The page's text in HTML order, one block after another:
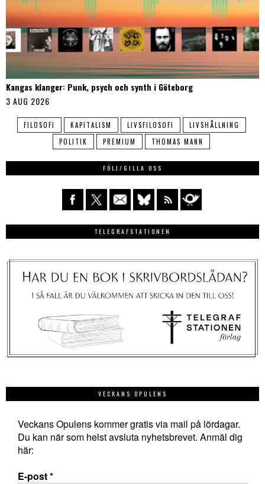
Kangas klanger: Punk, psych och synth i Göteborg
3 AUG 2026
FILOSOFI KAPITALISM LIVSFILOSOFI
LIVSHÅLLNING
POLITIK
PREMIUM THOMAS MANN
FÖLJ/GILLA OSS
TELEGRAFSTATIONEN
VECKANS OPULENS
Veckans Opulens kommer gratis via mail på lördagar.
Du kan när som helst avsluta nyhetsbrevet. Anmäl dig
här:
E-post*